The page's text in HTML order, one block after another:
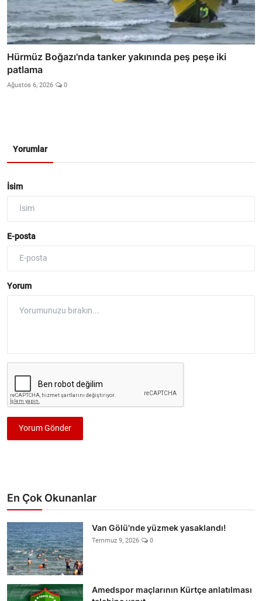
Hürmüz Boğazı'nda tanker yakınında peş peşe iki
patlama
Ağustos 6, 2026 0
Yorumlar
İsim
E-posta
Yorum
Yorum Gönder
En Çok Okunanlar
Van Gölü'nde yüzmek yasaklandı!
Temmuz 9, 2026 0
Amedspor maçlarının Kürtçe anlatılması